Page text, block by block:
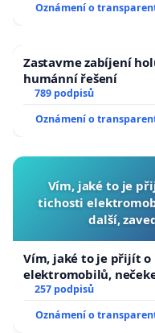
Oznámení o
Zastavme zabíjení
humánní řešení
789 podpisů
Oznámení o
Vím, jaké to je
tichosti
další,
Vím, jaké to je přijít
elektromobilů,
zaveďme slyšitelná
257 podpisů
Oznámení o